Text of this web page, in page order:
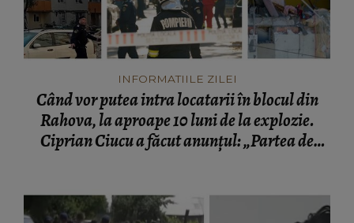
INFORMATIILE ZILEI
Când vor putea intra locatarii în blocul din
Rahova, la aproape 10 luni de la explozie.
Ciprian Ciucu a făcut anunțul: „Partea de